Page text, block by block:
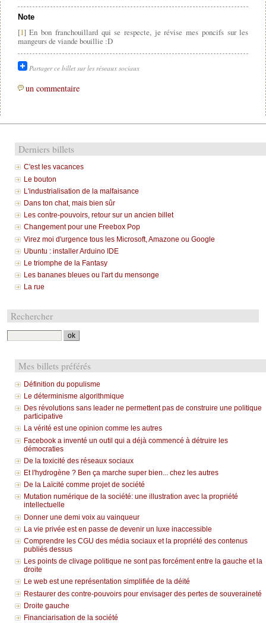
Note
[1] En bon franchouillard qui se respecte, je révise mes poncifs sur les
mangeurs de viande bouillie :D
Partager ce billet sur les réseaux sociaux
un commentaire
Derniers billets
C'est les vacances
Le bouton
L'industrialisation de la malfaisance
Dans ton chat, mais bien sûr
Les contre-pouvoirs, retour sur un ancien billet
Changement pour une Freebox Pop
Virez moi d'urgence tous les Microsoft, Amazone ou Google
Ubuntu : installer Arduino IDE
Le triomphe de la Fantasy
Les bananes bleues ou l'art du mensonge
La rue
Rechercher
Mes billets préférés
Définition du populisme
Le déterminisme algorithmique
Des révolutions sans leader ne permettent pas de construire une politique
participative
La vérité est une opinion comme les autres
Facebook a inventé un outil qui a déjà commencé à détruire les
démocraties
De la toxicité des réseaux sociaux
Et l'hydrogène ? Ben ça marche super bien... chez les autres
De la Laïcité comme projet de société
Mutation numérique de la société: une illustration avec la propriété
intellectuelle
Donner une demi voix au vainqueur
La vie privée est en passe de devenir un luxe inaccessible
Comprendre les CGU des média sociaux et la propriété des contenus
publiés dessus
Les points de clivage politique ne sont pas forcément entre la gauche et la
droite
Le web est une représentation simplifiée de la déité
Restaurer des contre-pouvoirs pour envisager des pertes de souveraineté
Droite gauche
Financiarisation de la société